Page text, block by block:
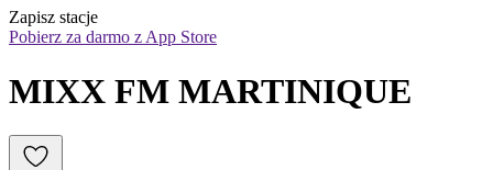
Zapisz stacje
Pobierz za darmo z App Store
MIXX FM MARTINIQUE